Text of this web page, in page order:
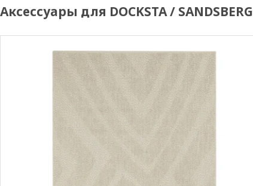
Аксессуары для DOCKSTA / SANDSBERG